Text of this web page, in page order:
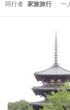
同行者 家族旅行 一